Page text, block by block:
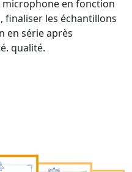
en fonction
les échantillons
en série après
qualité.